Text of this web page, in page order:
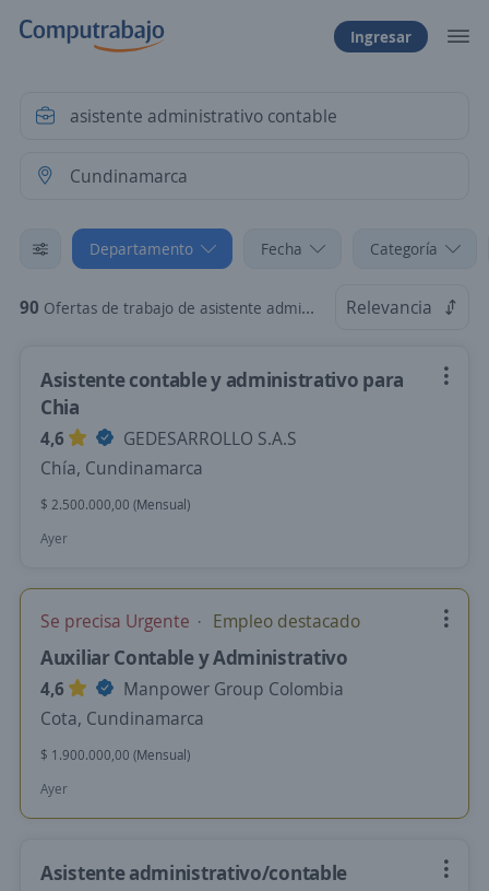
Ingresar
Departamento Fecha Categoría
90 Ofertas de trabajo de asistente administrativo contable en Cundinamarca Relevancia
Asistente contable y administrativo para
Chia
4,6
GEDESARROLLO S.A.S
Chía, Cundinamarca
$ 2.500.000,00 (Mensual)
Ayer
Se precisa Urgente Empleo destacado
Auxiliar Contable y Administrativo
4,6
Manpower Group Colombia
Cota, Cundinamarca
$ 1.900.000,00 (Mensual)
Ayer
Asistente administrativo/contable